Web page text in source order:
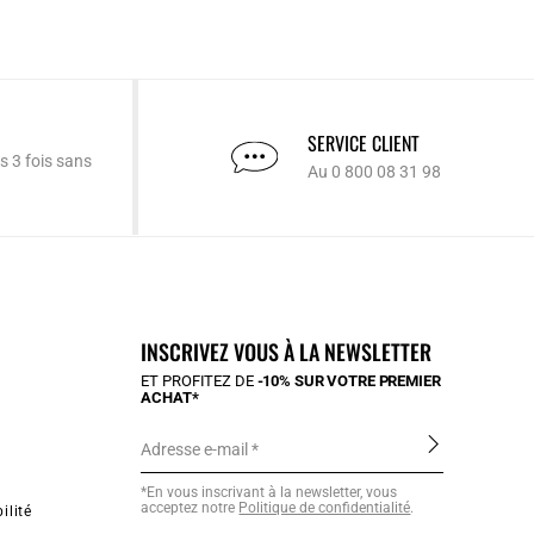
3 fois sans
SERVICE CLIENT
Au 0 800 08 31 98
INSCRIVEZ VOUS À LA NEWSLETTER
ET PROFITEZ DE -10% SUR VOTRE PREMIER
ACHAT*
Adresse e-mail
*En vous inscrivant à la newsletter, vous
acceptez notre Politique de confidentialité.